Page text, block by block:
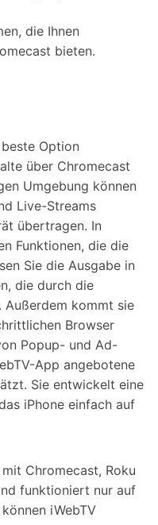
die Ihnen
bieten.
Option
über Chromecast
Umgebung können
Live-Streams
übertragen. In
Funktionen, die die
Sie die Ausgabe in
die durch die
kommt sie
Browser
Popup- und Ad-
App angebotene
Sie entwickelt eine
iPhone einfach auf
Chromecast, Roku
funktioniert nur auf
iWebTV